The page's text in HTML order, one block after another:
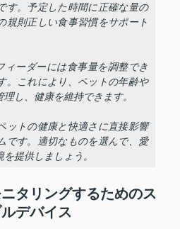
す。予定した時間に正確な量の
規則正しい食事習慣をサポート
ィーダーには食事量を調整でき
。これにより、ペットの年齢や
し、健康を維持できます。
ットの健康と快適さに直接影響
です。適切なものを選んで、愛
提供しましょう。
タリングするためのス
デバイス